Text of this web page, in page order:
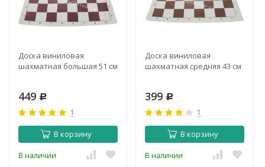
Доска виниловая
шахматная большая 51 см
449 Р
1
В корзину
В наличии
Доска виниловая
шахматная средняя 43 см
399 Р
1
В корзину
В наличии